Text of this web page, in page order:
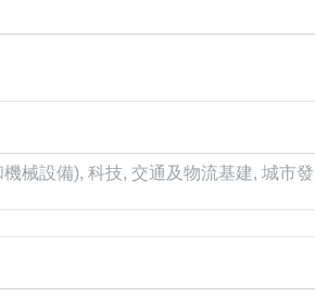
械設備), 科技, 交通及物流基建, 城市